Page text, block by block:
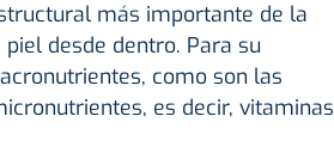
más importante de la
desde dentro. Para su
como son las
es decir, vitaminas